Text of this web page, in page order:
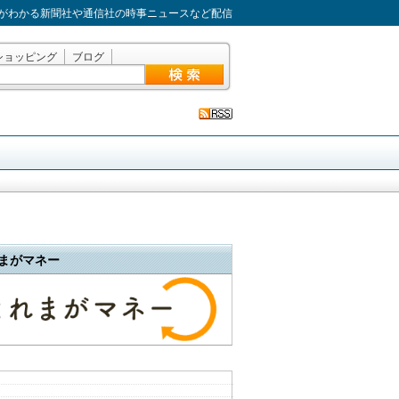
わかる新聞社や通信社の時事ニュースなど配信
ョッピング ブログ
がマネー